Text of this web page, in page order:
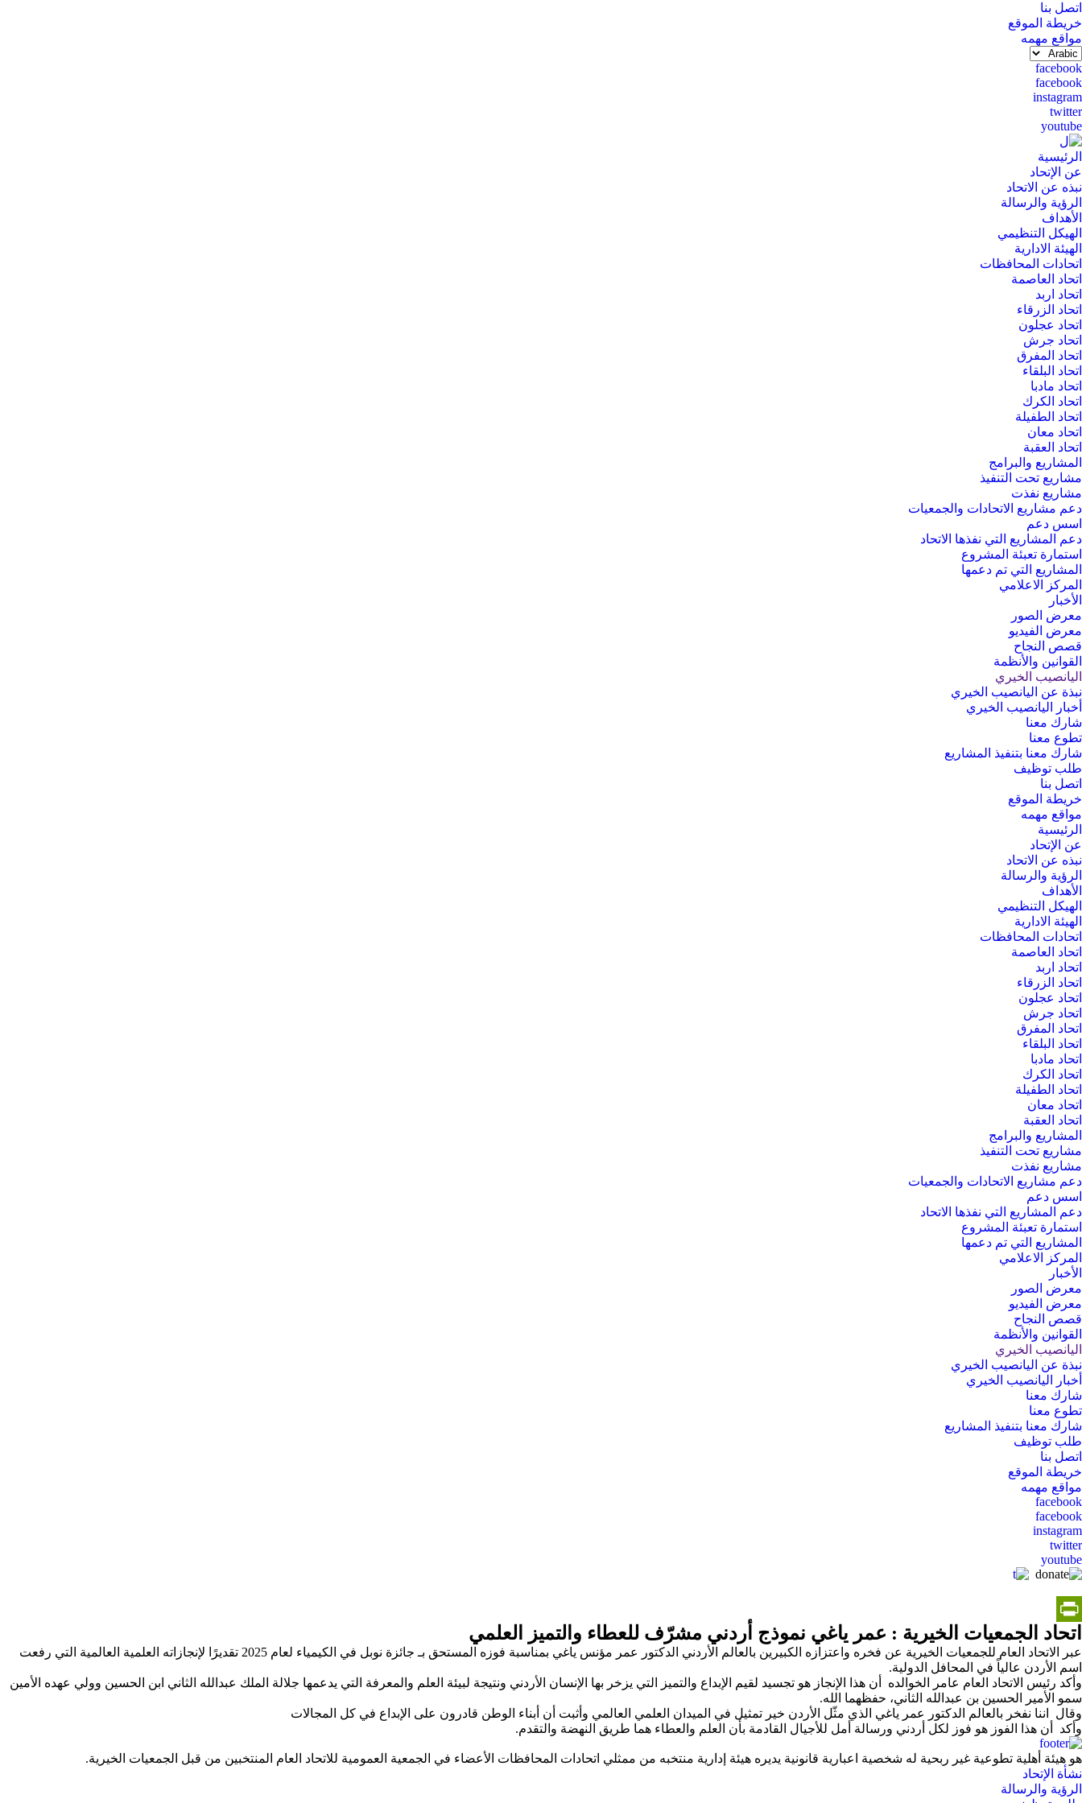
القائمة
العلوية
(header
top)
اتصل بنا
خريطة الموقع
مواقع مهمه
Select
your
language
social
media
facebook
facebook
instagram
twitter
youtube
Main
navigation
الرئيسية
عن الإتحاد
نبذه عن الاتحاد
الرؤية والرسالة
الأهداف
الهيكل التنظيمي
الهيئة الادارية
اتحادات المحافظات
اتحاد العاصمة
اتحاد اربد
اتحاد الزرقاء
اتحاد عجلون
اتحاد جرش
اتحاد المفرق
اتحاد البلقاء
اتحاد مادبا
اتحاد الكرك
اتحاد الطفيلة
اتحاد معان
اتحاد العقبة
المشاريع والبرامج
مشاريع تحت التنفيذ
مشاريع نفذت
دعم مشاريع الاتحادات والجمعيات
اسس دعم
دعم المشاريع التي نفذها الاتحاد
استمارة تعبئة المشروع
المشاريع التي تم دعمها
المركز الاعلامي
الأخبار
معرض الصور
معرض الفيديو
قصص النجاح
القوانين والأنظمة
اليانصيب الخيري
نبذة عن اليانصيب الخيري
أخبار اليانصيب الخيري
شارك معنا
تطوع معنا
شارك معنا بتنفيذ المشاريع
طلب توظيف
اتصل بنا
خريطة الموقع
مواقع مهمه
الرئيسية
عن الإتحاد
نبذه عن الاتحاد
الرؤية والرسالة
الأهداف
الهيكل التنظيمي
الهيئة الادارية
اتحادات المحافظات
اتحاد العاصمة
اتحاد اربد
اتحاد الزرقاء
اتحاد عجلون
اتحاد جرش
اتحاد المفرق
اتحاد البلقاء
اتحاد مادبا
اتحاد الكرك
اتحاد الطفيلة
اتحاد معان
اتحاد العقبة
المشاريع والبرامج
مشاريع تحت التنفيذ
مشاريع نفذت
دعم مشاريع الاتحادات والجمعيات
اسس دعم
دعم المشاريع التي نفذها الاتحاد
استمارة تعبئة المشروع
المشاريع التي تم دعمها
المركز الاعلامي
الأخبار
معرض الصور
معرض الفيديو
قصص النجاح
القوانين والأنظمة
اليانصيب الخيري
نبذة عن اليانصيب الخيري
أخبار اليانصيب الخيري
شارك معنا
تطوع معنا
شارك معنا بتنفيذ المشاريع
طلب توظيف
اتصل بنا
خريطة الموقع
مواقع مهمه
social
media
facebook
facebook
instagram
twitter
youtube
PrintFriendly
اتحاد الجمعيات الخيرية : عمر ياغي نموذج أردني مشرّف للعطاء والتميز العلمي
عبر الاتحاد العام للجمعيات الخيرية عن فخره واعتزازه الكبيرين بالعالم الأردني الدكتور عمر مؤنس ياغي بمناسبة فوزه المستحق بـ جائزة نوبل في الكيمياء لعام 2025 تقديرًا لإنجازاته العلمية العالمية التي رفعت
اسم الأردن عالياً في المحافل الدولية.
وأكد رئيس الاتحاد العام عامر الخوالده أن هذا الإنجاز هو تجسيد لقيم الإبداع والتميز التي يزخر بها الإنسان الأردني ونتيجة لبيئة العلم والمعرفة التي يدعمها جلالة الملك عبدالله الثاني ابن الحسين وولي عهده الأمين
سمو الأمير الحسين بن عبدالله الثاني، حفظهما الله.
وقال اننا نفخر بالعالم الدكتور عمر ياغي الذي مثّل الأردن خير تمثيل في الميدان العلمي العالمي وأثبت أن أبناء الوطن قادرون على الإبداع في كل المجالات
وأكد أن هذا الفوز هو فوز لكل أردني ورسالة أمل للأجيال القادمة بأن العلم والعطاء هما طريق النهضة والتقدم.
هو هيئة أهلية تطوعية غير ربحية له شخصية اعبارية قانونية يديره هيئة إدارية منتخبه من ممثلي اتحادات المحافظات الأعضاء في الجمعية العمومية للاتحاد العام المنتخبين من قبل الجمعيات الخيرية.
footermenu
نشأة الإتحاد
الرؤية والرسالة